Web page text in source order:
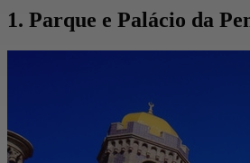
1. Parque e Palácio da